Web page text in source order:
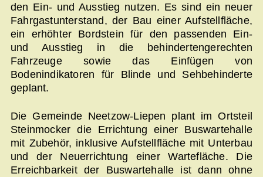
den Ein- und Ausstieg nutzen. Es sind ein neuer
Fahrgastunterstand, der Bau einer Aufstellfläche,
ein erhöhter Bordstein für den passenden Ein-
und Ausstieg in die behindertengerechten
Fahrzeuge sowie das Einfügen von
Bodenindikatoren für Blinde und Sehbehinderte
geplant.
Die Gemeinde Neetzow-Liepen plant im Ortsteil
Steinmocker die Errichtung einer Buswartehalle
mit Zubehör, inklusive Aufstellfläche mit Unterbau
und der Neuerrichtung einer Wartefläche. Die
Erreichbarkeit der Buswartehalle ist dann ohne